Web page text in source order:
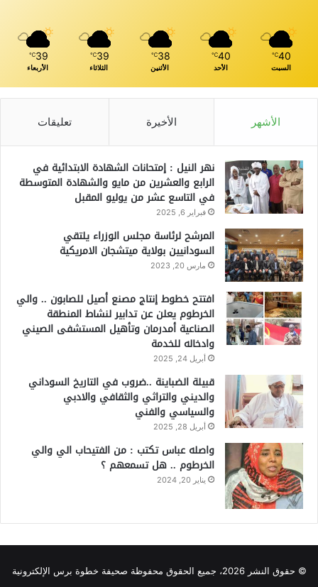
40
℃
السبت
40
℃
الأحد
38
℃
الأثنين
39
℃
الثلاثاء
39
℃
الأربعاء
الأشهر الأخيرة تعليقات
نهر النيل : إمتحانات الشهادة الابتدائية في
الرابع والعشرين من مايو والشهادة المتوسطة
في التاسع عشر من يوليو المقبل
فبراير 6, 2025
المرشح لرئاسة مجلس الوزراء يلتقي
السودانيين بولاية ميتشجان الامريكية
مارس 20, 2023
افتتح خطوط إنتاج مصنع أصيل للصابون .. والي
الخرطوم يعلن عن تدابير لنشاط المنطقة
الصناعية أمدرمان وتأهيل المستشفى الصيني
وادخاله للخدمة
أبريل 24, 2025
قبيلة الضباينة ..ضروب في التاريخ السوداني
والديني والتراثي والثقافي والادبي
والسياسي والفني
أبريل 28, 2025
واصله عباس تكتب : من الفتيحاب الي والي
الخرطوم .. هل تسمعهم ؟
يناير 20, 2024
© حقوق النشر 2026، جميع الحقوق محفوظة صحيفة خطوة برس الإلكترونية